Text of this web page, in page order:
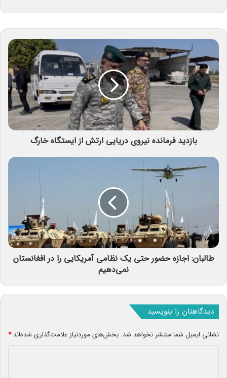
بازدید فرمانده نیروی دریایی ارتش از ایستگاه خارگ
طالبان: اجازه حضور حتی یک نظامی آمریکایی را در افغانستان
نمی‌دهیم
دیدگاهتان را بنویسید
نشانی ایمیل شما منتشر نخواهد شد. بخش‌های موردنیاز علامت‌گذاری شده‌اند*